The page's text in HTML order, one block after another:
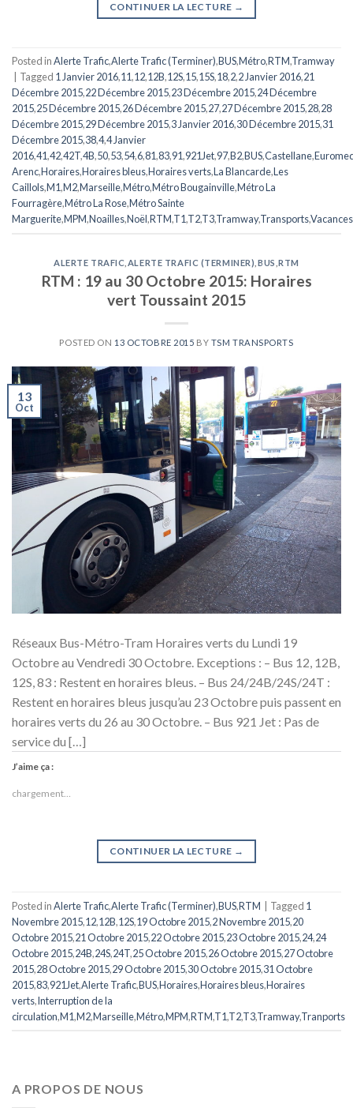
CONTINUER LA LECTURE →
Posted inAlerte Trafic,Alerte Trafic (Terminer),BUS,Métro,RTM,Tramway
Tagged 1 Janvier 2016,11,12,12B,12S,15,15S,18,2,2 Janvier 2016,21
Décembre 2015,22 Décembre 2015,23 Décembre 2015,24 Décembre
2015,25 Décembre 2015,26 Décembre 2015,27,27 Décembre 2015,28,28
Décembre 2015,29 Décembre 2015,3 Janvier 2016,30 Décembre 2015,31
Décembre 2015,38,4,4 Janvier
2016,41,42,42T,4B,50,53,54,6,81,83,91,921Jet,97,B2,BUS,Castellane,
Arenc,Horaires,Horaires bleus,Horaires verts,La Blancarde,Les
Caillols,M1,M2,Marseille,Métro,Métro Bougainville,Métro La
Fourragère,Métro La Rose,Métro Sainte
Marguerite,MPM,Noailles,Noël,RTM,T1,T2,T3,Tramway,Transports,Vacances
ALERTE TRAFIC ALERTE TRAFIC (TERMINER) BUS ,RTM
RTM : 19 au 30 Octobre 2015: Horaires
vert Toussaint 2015
POSTED ON 13 OCTOBRE 2015 BY TSM TRANSPORTS
13
Oct
Réseaux Bus-Métro-Tram Horaires verts du Lundi 19
Octobre au Vendredi 30 Octobre. Exceptions : – Bus 12, 12B,
12S, 83 : Restent en horaires bleus. – Bus 24/24B/24S/24T :
Restent en horaires bleus jusqu’au 23 Octobre puis passent en
horaires verts du 26 au 30 Octobre. – Bus 921 Jet : Pas de
service du […]
J’aime ça :
chargement…
CONTINUER LA LECTURE →
Posted inAlerte Trafic,Alerte Trafic (Terminer),BUS,RTM | Tagged 1
Novembre 2015,12,12B,12S,19 Octobre 2015,2 Novembre 2015,20
Octobre 2015,21 Octobre 2015,22 Octobre 2015,23 Octobre 2015,24,24
Octobre 2015,24B,24S,24T,25 Octobre 2015,26 Octobre 2015,27 Octobre
2015,28 Octobre 2015,29 Octobre 2015,30 Octobre 2015,31 Octobre
2015,83,921Jet,Alerte Trafic,BUS,Horaires,Horaires bleus,Horaires
verts,Interruption de la
circulation,M1,M2,Marseille,Métro,MPM,RTM,T1,T2,T3,Tramway,Tranports
A PROPOS DE NOUS